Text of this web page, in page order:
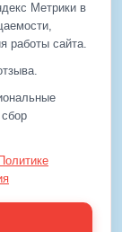
512-00-11
Метрики в
работы сайта.
Политике